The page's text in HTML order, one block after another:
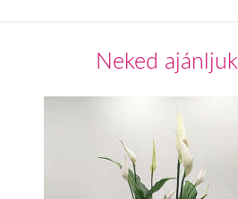
Neked